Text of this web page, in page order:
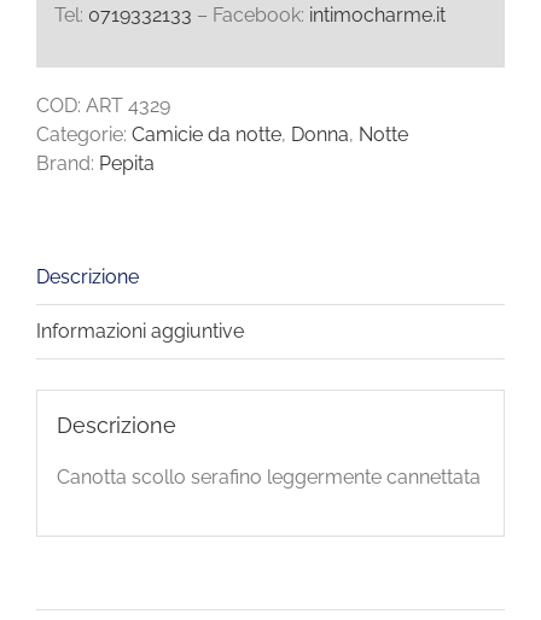
Tel: 0719332133 – Facebook: intimocharme.it
COD: ART 4329
Categorie: Camicie da notte, Donna, Notte
Brand: Pepita
Descrizione
Informazioni aggiuntive
Descrizione
Canotta scollo serafino leggermente cannettata